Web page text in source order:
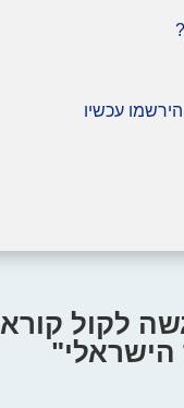
עכשיו
לקול קורא
הישראלי"